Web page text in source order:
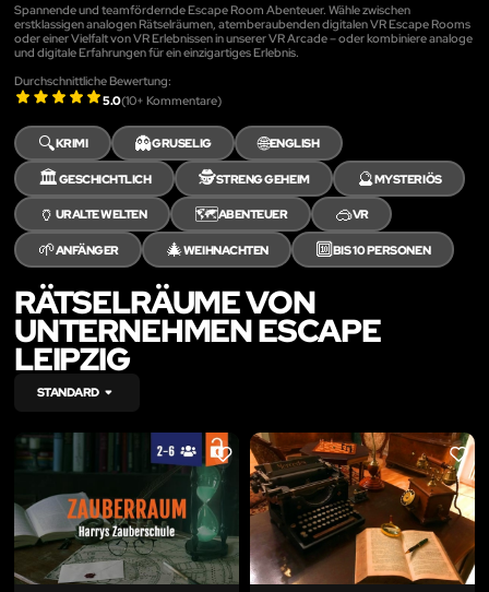
Spannende und teamfördernde Escape Room Abenteuer. Wähle zwischen
erstklassigen analogen Rätselräumen, atemberaubenden digitalen VR Escape Rooms
oder einer Vielfalt von VR Erlebnissen in unserer VR Arcade – oder kombiniere analoge
und digitale Erfahrungen für ein einzigartiges Erlebnis.
Durchschnittliche Bewertung:
5.0(10+ Kommentare)
🔍KRIMI 👻GRUSELIG 🌐ENGLISH
🏛️GESCHICHTLICH 🕵️STRENG GEHEIM 🔮MYSTERIÖS
🏺 URALTE WELTEN 🗺️ABENTEUER 🥽VR
🌱ANFÄNGER 🎄WEIHNACHTEN 🔟BIS 10 PERSONEN
RÄTSELRÄUME VON
UNTERNEHMEN ESCAPE
LEIPZIG
STANDARD
LIKE LIKE